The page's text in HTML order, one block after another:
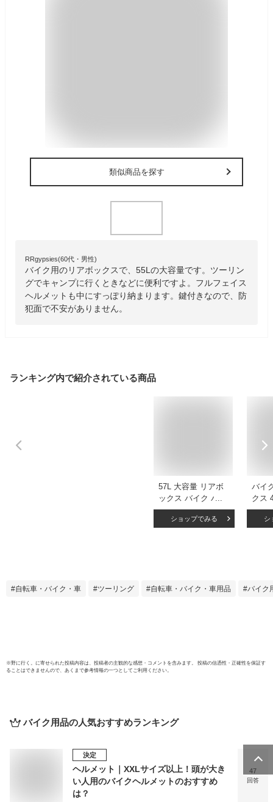
類似商品を探す
RRgypsies(60代・男性)
バイク用のリアボックスで、55Lの大容量です。ツーリン
グでキャンプに行くときなどに便利ですよ。フルフェイス
ヘルメットも中にすっぽり納まります。鍵付きなので、防
犯面で不安がありません。
ランキング内で紹介されている商品
57L 大容量 リアボ
ックス バイク バイ
ク用 スパーカブ ク
ロスカブ 6色 防水
ショップでみる
バイ
クス
イク
プケ
ース
シ
自転車・バイク・車 ツーリング 自転車・バイク・車用品 バイク
※野に行く。 に寄せられた投稿内容は、投稿者の主観的な感想・コメントを含みます。 投稿の信憑性・正確性を保証す
ることはできませんので、あくまで参考情報の一つとしてご利用ください。
バイク用品の人気おすすめランキング
決定
ヘルメット｜XXLサイズ以上！頭が大き
い人用のバイクヘルメットのおすすめ
は？
47
回答